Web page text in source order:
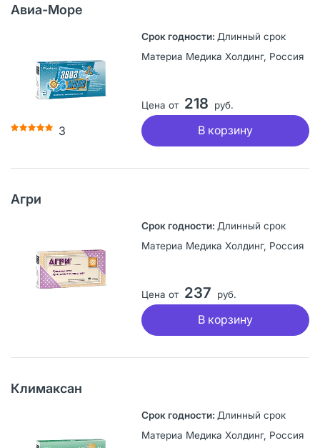
Авиа-Море
3
Длинный срок
Материа Медика Холдинг, Россия
Цена от 218 руб.
В корзину
Агри
Длинный срок
Материа Медика Холдинг, Россия
Цена от 237 руб.
В корзину
Климаксан
Длинный срок
Материа Медика Холдинг, Россия